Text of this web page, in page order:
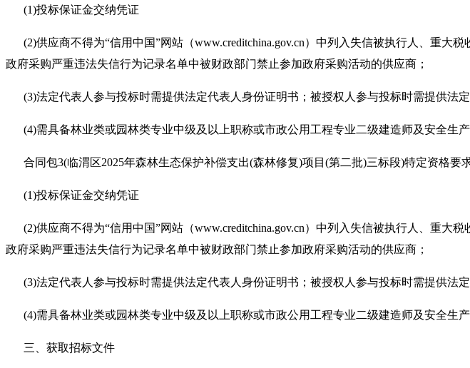
(1)投标保证金交纳凭证
(2)供应商不得为“信用中国”网站（www.creditchina.gov.cn）中列入失信被执行人、重大
政府采购严重违法失信行为记录名单中被财政部门禁止参加政府采购活动的供应商；
(3)法定代表人参与投标时需提供法定代表人身份证明书；被授权人参与投标时需提供法
(4)需具备林业类或园林类专业中级及以上职称或市政公用工程专业二级建造师及安全生
合同包3(临渭区2025年森林生态保护补偿支出(森林修复)项目(第二批)三标段)特定资格要
(1)投标保证金交纳凭证
(2)供应商不得为“信用中国”网站（www.creditchina.gov.cn）中列入失信被执行人、重大
政府采购严重违法失信行为记录名单中被财政部门禁止参加政府采购活动的供应商；
(3)法定代表人参与投标时需提供法定代表人身份证明书；被授权人参与投标时需提供法
(4)需具备林业类或园林类专业中级及以上职称或市政公用工程专业二级建造师及安全生
三、获取招标文件